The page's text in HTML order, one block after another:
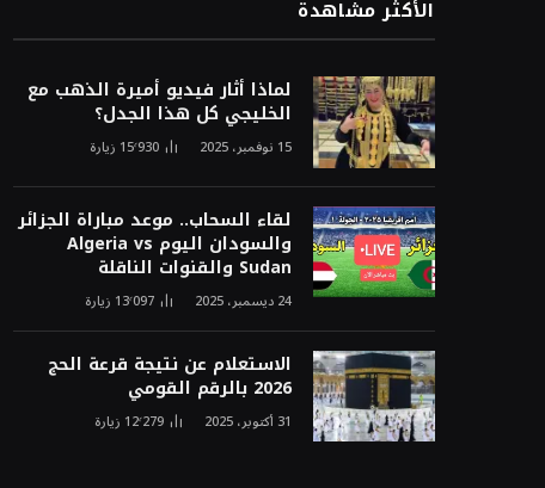
الأكثر مشاهدة
لماذا أثار فيديو أميرة الذهب مع
الخليجي كل هذا الجدل؟
15 نوفمبر، 2025 15٬930 زيارة
لقاء السحاب.. موعد مباراة الجزائر
والسودان اليوم Algeria vs
Sudan والقنوات الناقلة
24 ديسمبر، 2025 13٬097 زيارة
الاستعلام عن نتيجة قرعة الحج
2026 بالرقم القومي
31 أكتوبر، 2025 12٬279 زيارة